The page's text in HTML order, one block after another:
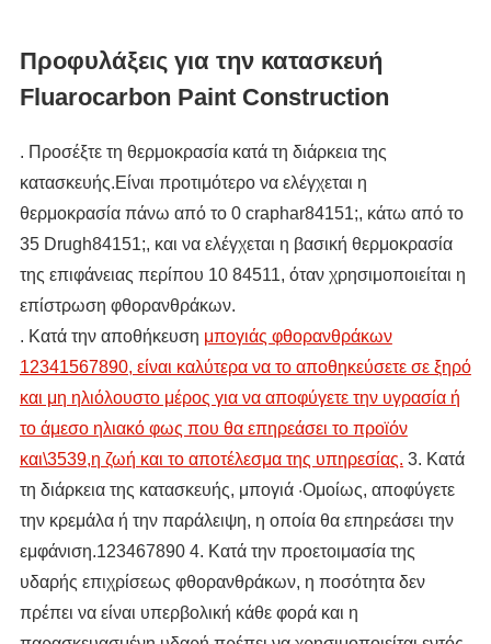
Προφυλάξεις για την κατασκευή
Fluarocarbon Paint Construction
. Προσέξτε τη θερμοκρασία κατά τη διάρκεια της
κατασκευής.Είναι προτιμότερο να ελέγχεται η
θερμοκρασία πάνω από το 0 craphar84151;, κάτω από το
35 Drugh84151;, και να ελέγχεται η βασική θερμοκρασία
της επιφάνειας περίπου 10 84511, όταν χρησιμοποιείται η
επίστρωση φθορανθράκων.
. Κατά την αποθήκευση μπογιάς φθορανθράκων
12341567890, είναι καλύτερα να το αποθηκεύσετε σε ξηρό
και μη ηλιόλουστο μέρος για να αποφύγετε την υγρασία ή
το άμεσο ηλιακό φως που θα επηρεάσει το προϊόν
και\3539,η ζωή και το αποτέλεσμα της υπηρεσίας. 3. Κατά
τη διάρκεια της κατασκευής, μπογιά ·Ομοίως, αποφύγετε
την κρεμάλα ή την παράλειψη, η οποία θα επηρεάσει την
εμφάνιση.123467890 4. Κατά την προετοιμασία της
υδαρής επιχρίσεως φθορανθράκων, η ποσότητα δεν
πρέπει να είναι υπερβολική κάθε φορά και η